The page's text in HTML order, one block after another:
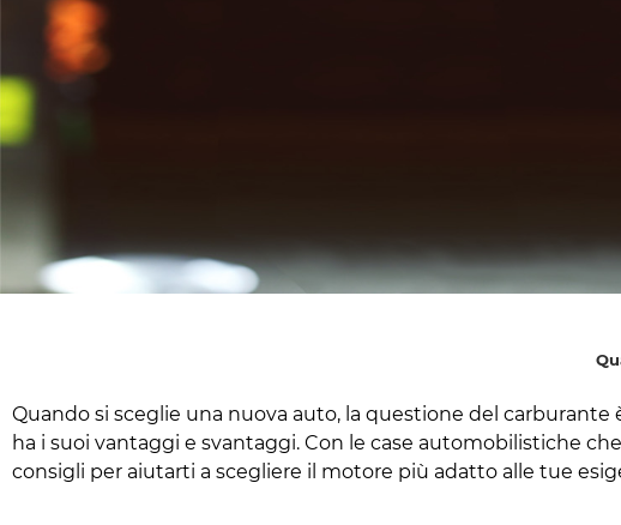
Quando si sceglie una nuova auto, la questione del
ha i suoi vantaggi e svantaggi. Con le case automobilistiche
consigli per aiutarti a scegliere il motore più adatto alle tue